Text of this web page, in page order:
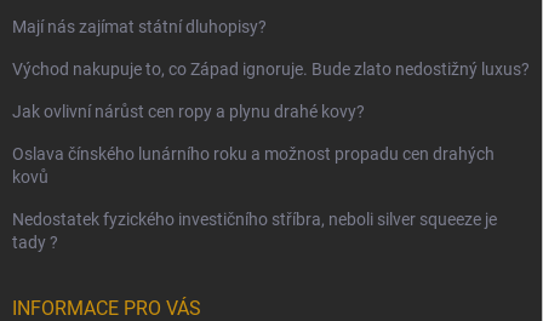
Mají nás zajímat státní dluhopisy?
Východ nakupuje to, co Západ ignoruje. Bude zlato nedostižný luxus?
Jak ovlivní nárůst cen ropy a plynu drahé kovy?
Oslava čínského lunárního roku a možnost propadu cen drahých
kovů
Nedostatek fyzického investičního stříbra, neboli silver squeeze je
tady ?
INFORMACE PRO VÁS